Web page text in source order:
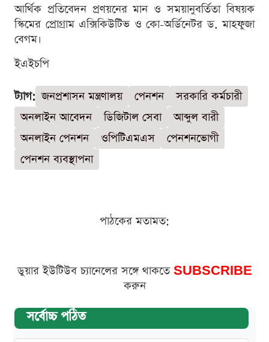
আর্থিক প্রতিবেদন প্রণয়নের মান ও সময়ানুবর্তিতা বিষয়ক
স্কিমের প্রোগ্রাম এক্সিকিউটিভ ও কো-অর্ডিনেটর ড. মাহফুজা
বেগম।
ইএইচপি
ট্যাগ: জনপ্রশাসন মন্ত্রণালয় পেনশন
সরকারি কর্মচারী
অনলাইন আবেদন
ডিজিটাল সেবা
আব্দুল বারী
অনলাইন পেনশন
ওপিটিএমএস
পেনশনভোগী
পেনশন ব্যবস্থাপনা
পাঠকের মতামত:
ডুয়ার ইউটিউব চ্যানেলের সঙ্গে থাকতে SUBSCRIBE
করুন
সর্বোচ্চ পঠিত